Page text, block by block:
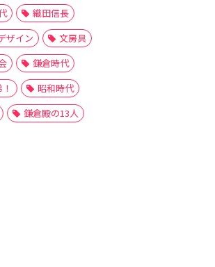
織田信長
ザイン
文房具
鎌倉時代
昭和時代
鎌倉殿の13人